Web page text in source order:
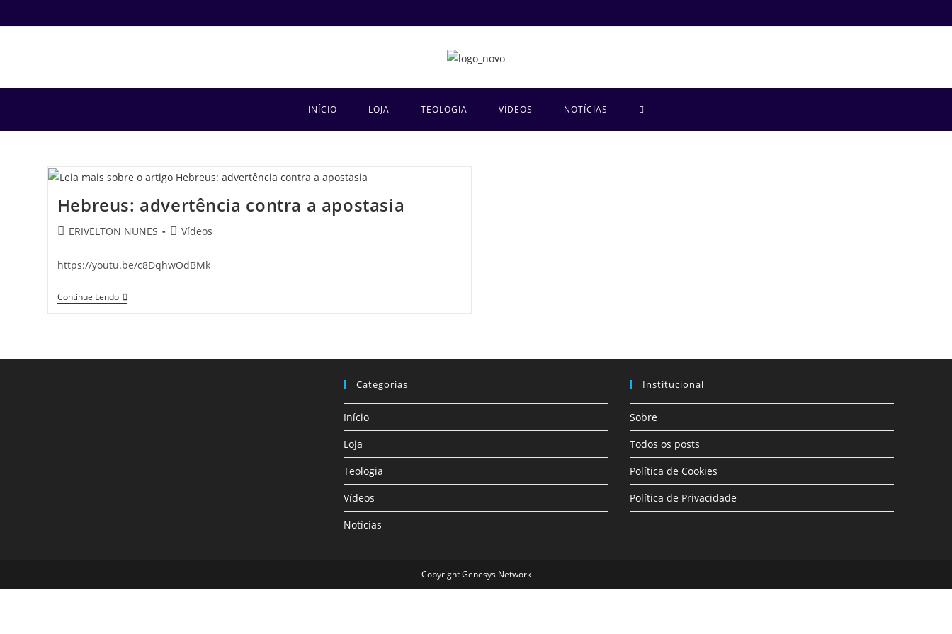
INÍCIO LOJA TEOLOGIA VÍDEOS NOTÍCIAS
Hebreus: advertência contra a apostasia
ERIVELTON NUNES Vídeos
https://youtu.be/c8DqhwOdBMk
Continue Lendo
Categorias
Início
Loja
Teologia
Vídeos
Notícias
Institucional
Sobre
Todos os posts
Política de Cookies
Política de Privacidade
Copyright Genesys Network